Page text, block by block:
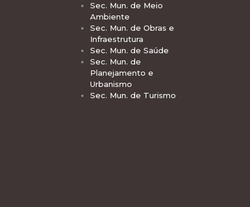
Sec. Mun. de Meio
Ambiente
Sec. Mun. de Obras e
Infraestrutura
Sec. Mun. de Saúde
Sec. Mun. de
Planejamento e
Urbanismo
Sec. Mun. de Turismo